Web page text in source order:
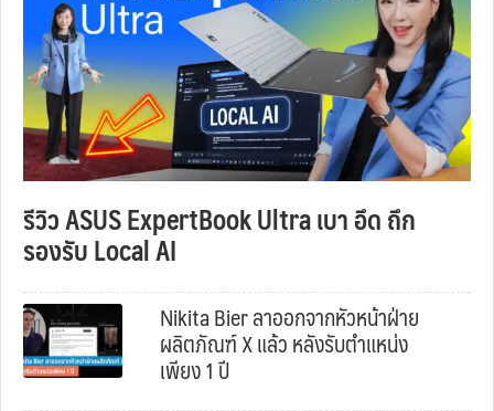
รีวิว ASUS ExpertBook Ultra เบา อึด ถึก
รองรับ Local AI
Nikita Bier ลาออกจากหัวหน้าฝ่าย
ผลิตภัณฑ์ X แล้ว หลังรับตำแหน่ง
เพียง 1 ปี